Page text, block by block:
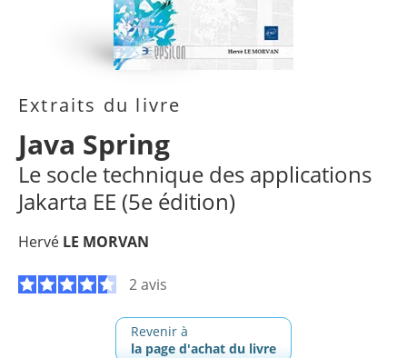
Extraits du livre
Java Spring
Le socle technique des applications
Jakarta EE (5e édition)
Hervé LE MORVAN
2 avis
Revenir à
la page d'achat du livre